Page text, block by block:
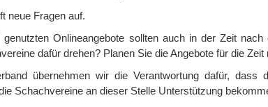
neue Fragen auf.
Onlineangebote sollten auch in der Zeit
dafür drehen? Planen Sie die Angebote für die
übernehmen wir die Verantwortung dafür,
Schachvereine an dieser Stelle Unterstützung